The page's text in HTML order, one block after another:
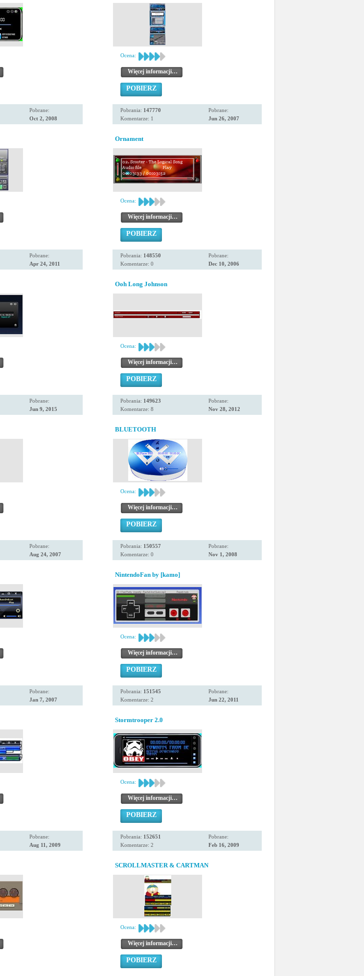
Pobrane:
Oct 2, 2008
Ocena:
Więcej informacji…
POBIERZ
Pobrania: 147770
Komentarze: 1
Pobrane:
Jun 26, 2007
Pobrane:
Apr 24, 2011
Ornament
Ocena:
Więcej informacji…
POBIERZ
Pobrania: 148550
Komentarze: 0
Pobrane:
Dec 10, 2006
Pobrane:
Jun 9, 2015
Ooh Long Johnson
Ocena:
Więcej informacji…
POBIERZ
Pobrania: 149623
Komentarze: 8
Pobrane:
Nov 28, 2012
Pobrane:
Aug 24, 2007
BLUETOOTH
Ocena:
Więcej informacji…
POBIERZ
Pobrania: 150557
Komentarze: 0
Pobrane:
Nov 1, 2008
Pobrane:
Jan 7, 2007
NintendoFan by [kamo]
Ocena:
Więcej informacji…
POBIERZ
Pobrania: 151545
Komentarze: 2
Pobrane:
Jun 22, 2011
Pobrane:
Aug 11, 2009
Stormtrooper 2.0
Ocena:
Więcej informacji…
POBIERZ
Pobrania: 152651
Komentarze: 2
Pobrane:
Feb 16, 2009
SCROLLMASTER & CARTMAN
Ocena:
Więcej informacji…
POBIERZ